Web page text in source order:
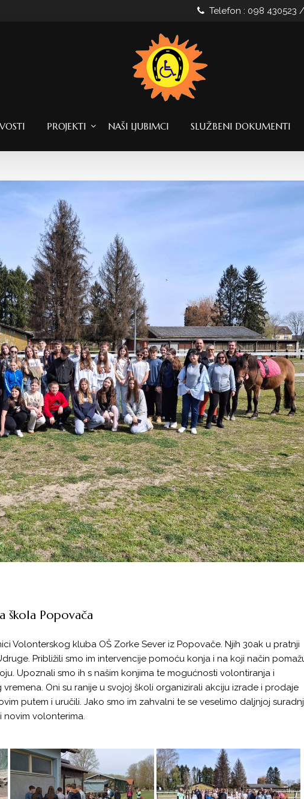
Telefon : 098 430523
PROJEKTI NAŠI LJUBIMCI SLUŽBENI DOKUMENTI
škola Popovača
Volonterskog kluba OŠ Zorke Sever iz Popovače. Njih 30ak u pratnji
Približili smo im intervencije pomoću konja i na koji način
Upoznali smo ih s našim konjima te mogućnosti volontiranja i
Oni su ranije u svojoj školi organizirali akciju izrade i prodaje
putem i uručili. Jako smo im zahvalni te se veselimo daljnjoj
novim volonterima.